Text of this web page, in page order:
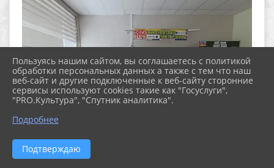
Пользуясь нашим сайтом, вы соглашаетесь с политикой
обработки персональных данных а также с тем что наш
веб-сайт и другие подключенные к веб-сайту сторонние
сервисы используют cookies такие как "Госуслуги",
"PRO.Культура", "Спутник аналитика".
Подробнее
Подтверждаю